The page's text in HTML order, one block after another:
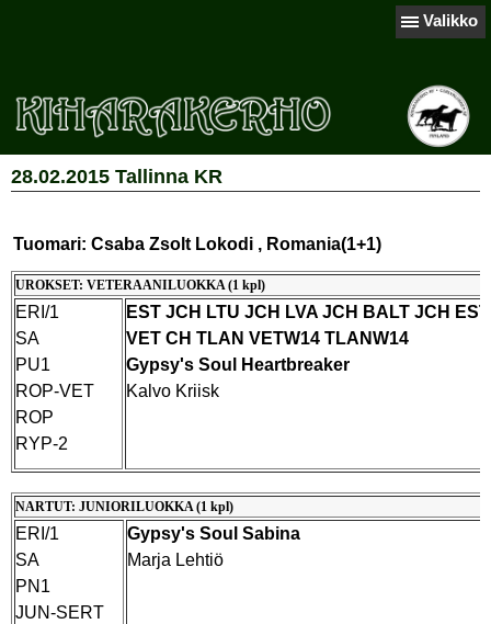
Valikko
28.02.2015 Tallinna KR
Tuomari: Csaba Zsolt Lokodi , Romania(1+1)
UROKSET: VETERAANILUOKKA (1 kpl)
ERI/1
SA
PU1
ROP-VET
ROP
RYP-2
EST JCH LTU JCH LVA JCH BALT JCH EST
VET CH TLAN VETW14 TLANW14
Gypsy's Soul Heartbreaker
Kalvo Kriisk
NARTUT: JUNIORILUOKKA (1 kpl)
ERI/1
SA
PN1
JUN-SERT
Gypsy's Soul Sabina
Marja Lehtiö